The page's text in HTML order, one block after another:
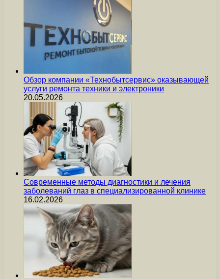
Обзор компании «Технобытсервис» оказывающей
услуги ремонта техники и электроники
20.05.2026
Современные методы диагностики и лечения
заболеваний глаз в специализированной клинике
16.02.2026